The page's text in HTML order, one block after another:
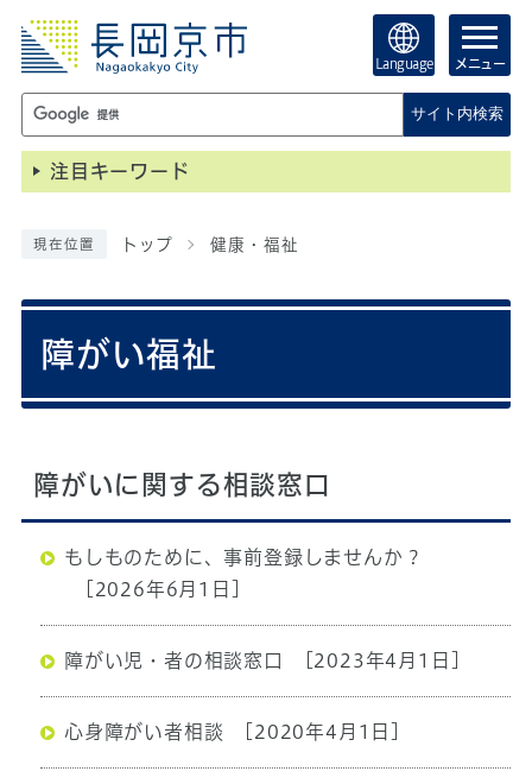
Language メニュー
サイト内検索
注目キーワード
現在位置 トップ 健康・福祉
障がい福祉
障がいに関する相談窓口
もしものために、事前登録しませんか？
[2026年6月1日]
障がい児・者の相談窓口 [2023年4月1日]
心身障がい者相談 [2020年4月1日]